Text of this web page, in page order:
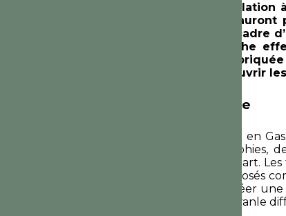
Elle invite toute la population
photos de groupe qui
public s’inscrit dans le cadre
d’artistes. La photographe
plaques de verre est
figurants pourront découvrir
Biographie de l’artiste
Maryse Goudreau est née en
comprend des photographies,
constitue un point de départ.
de la Gaspésie se sont imposés
lui a servi de piste pour créer
état de fait, elle a mis en branle